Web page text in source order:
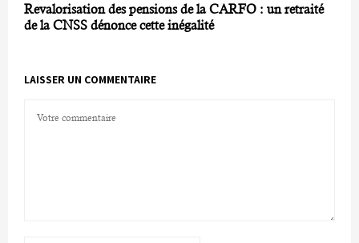
Revalorisation des pensions de la CARFO : un retraité
de la CNSS dénonce cette inégalité
LAISSER UN COMMENTAIRE